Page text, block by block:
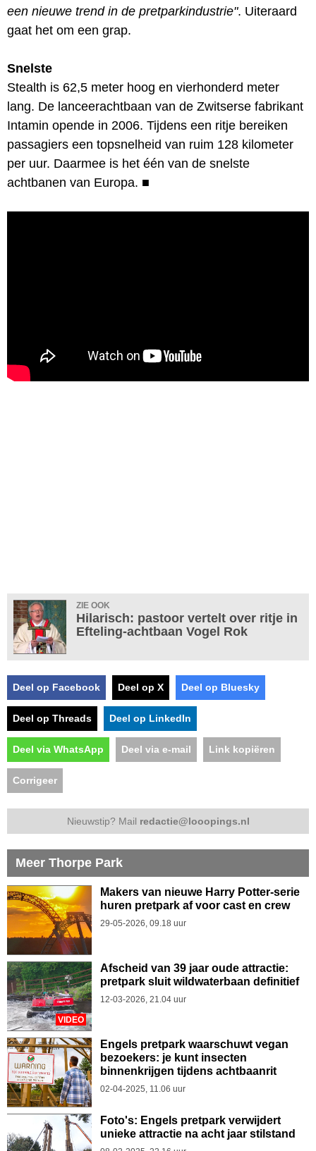
een nieuwe trend in de pretparkindustrie". Uiteraard
gaat het om een grap.
Snelste
Stealth is 62,5 meter hoog en vierhonderd meter
lang. De lanceerachtbaan van de Zwitserse fabrikant
Intamin opende in 2006. Tijdens een ritje bereiken
passagiers een topsnelheid van ruim 128 kilometer
per uur. Daarmee is het één van de snelste
achtbanen van Europa. ■
ZIE OOK
Hilarisch: pastoor vertelt over ritje in
Efteling-achtbaan Vogel Rok
Deel op Facebook Deel op X Deel op Bluesky
Deel op Threads Deel op LinkedIn
Deel via WhatsApp Deel via e-mail Link kopiëren
Corrigeer
Nieuwstip? Mail redactie@looopings.nl
Meer Thorpe Park
Makers van nieuwe Harry Potter-serie
huren pretpark af voor cast en crew
29-05-2026, 09.18 uur
VIDEO
Afscheid van 39 jaar oude attractie:
pretpark sluit wildwaterbaan definitief
12-03-2026, 21.04 uur
Engels pretpark waarschuwt vegan
bezoekers: je kunt insecten
binnenkrijgen tijdens achtbaanrit
02-04-2025, 11.06 uur
Foto's: Engels pretpark verwijdert
unieke attractie na acht jaar stilstand